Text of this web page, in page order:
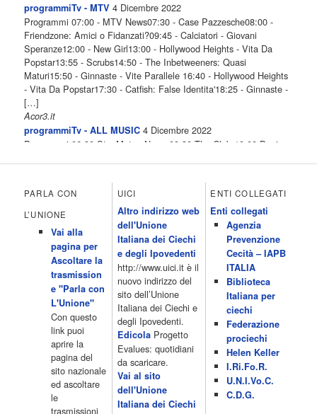
programmiTv - MTV 4 Dicembre 2022
Programmi 07:00 - MTV News07:30 - Case Pazzesche08:00 -
Friendzone: Amici o Fidanzati?09:45 - Calciatori - Giovani
Speranze12:00 - New Girl13:00 - Hollywood Heights - Vita Da
Popstar13:55 - Scrubs14:50 - The Inbetweeners: Quasi
Maturi15:50 - Ginnaste - Vite Parallele 16:40 - Hollywood Heights
- Vita Da Popstar17:30 - Catfish: False Identita'18:25 - Ginnaste -
[…]
Acor3.it
programmiTv - ALL MUSIC 4 Dicembre 2022
Programmi 06.30 Star.Meteo.News 09.30 The Club 10.00 Deejay
All News 16.05 Rotazione musicale 19.00 All News 19.05 The
Club 19.30 19.30 Human Guinea Pigs 20.00 Inbox 21.00 Code
Monkeys 21.30 Sons of Butcher […]
programmiTv - ITALIA 1 4 Dicembre 2022
Programmi 06.35 Cartoni Animati 09.05 Telefilm:Starsky & Hutch
10.10 Telefilm:Supercar 12.15 12.15 Secondo voi 12.25 Studio
Aperto 13.00 Studio Sport 13.40 Cartoni animati 14.30 I Simpson
15.00 Telefilm:Paso adelante 15.55 15.55 Telefilm:Wildfire 16.50
Cartoni animati 18.30 Studio Aperto 19.05 Don Luca c'� 19.35
19.35 Medici miei 20.05 Camera caf� 20.30 La ruota della
fortuna 21.10 […]
Acor3.it
programmiTv - LA 7
4 Dicembre 2022
Programmi 06:00 - Tg La7/meteo/oroscopo/traffico06:55 - Movie
Flash07:00 - Omnibus ? Rassegna stampa07:30 - Tg La707:50 -
Omnibus09:50 - Coffee Break11:00 - L?aria che tira12:25 - I
PARLA CON
L’UNIONE
Vai alla
pagina per
Ascoltare la
trasmission
e "Parla con
L'Unione"
Con questo
link puoi
aprire la
pagina del
sito nazionale
ed ascoltare
le
trasmissioni
UICI
Altro indirizzo web
dell'Unione
Italiana dei Ciechi
e degli Ipovedenti
http://www.uici.it è il
nuovo indirizzo del
sito dell’Unione
Italiana dei Ciechi e
degli Ipovedenti.
EdicolaProgetto
Evalues: quotidiani
da scaricare.
Vai al sito
dell'Unione
Italiana dei Ciechi
ENTI COLLEGATI
Enti collegati
Agenzia
Prevenzione
Cecità – IAPB
ITALIA
Biblioteca
Italiana per
ciechi
Federazione
prociechi
Helen Keller
I.Ri.Fo.R.
U.N.I.Vo.C.
C.D.G.